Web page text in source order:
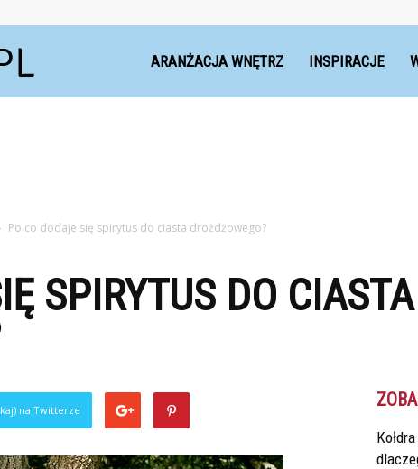
ARANŻACJA WNĘTRZ INSPIRACJE
Po co dodaje się spirytus do ciasta drożdżowego?
SPIRYTUS DO CIASTA
na Twitterze